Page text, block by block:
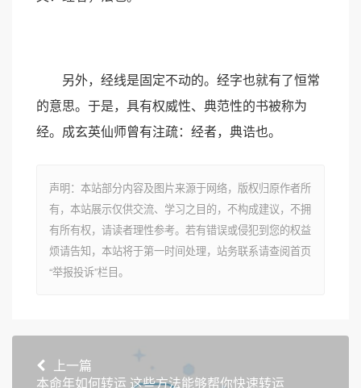
另外，经线是固定不动的。经字也就有了恒常
的意思。于是，具有权威性、典范性的书被称为
经。成玄英仙师曾有注疏：经者，典诰也。
声明：本站部分内容及图片来源于网络，版权归原作者所
有，本站展示仅供交流、学习之目的，不构成建议，不拥
有所有权，请读者理性参考。若有错误或侵犯到您的权益
烦请告知，本站将于第一时间处理，站务联系请查阅首页
“举报投诉”栏目。
上一篇
本命年如何转运 这些方法能够帮你快速转运